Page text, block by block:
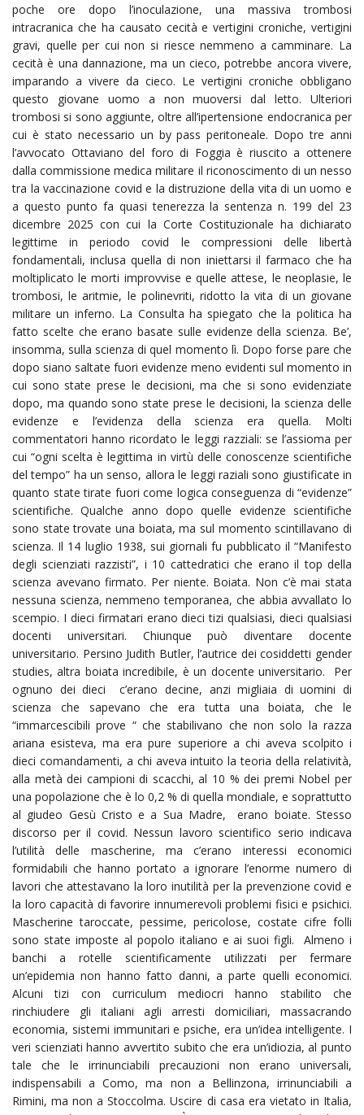
poche ore dopo l’inoculazione, una massiva trombosi
intracranica che ha causato cecità e vertigini croniche, vertigini
gravi, quelle per cui non si riesce nemmeno a camminare. La
cecità è una dannazione, ma un cieco, potrebbe ancora vivere,
imparando a vivere da cieco. Le vertigini croniche obbligano
questo giovane uomo a non muoversi dal letto. Ulteriori
trombosi si sono aggiunte, oltre all’ipertensione endocranica per
cui è stato necessario un by pass peritoneale. Dopo tre anni
l’avvocato Ottaviano del foro di Foggia è riuscito a ottenere
dalla commissione medica militare il riconoscimento di un nesso
tra la vaccinazione covid e la distruzione della vita di un uomo e
a questo punto fa quasi tenerezza la sentenza n. 199 del 23
dicembre 2025 con cui la Corte Costituzionale ha dichiarato
legittime in periodo covid le compressioni delle libertà
fondamentali, inclusa quella di non iniettarsi il farmaco che ha
moltiplicato le morti improvvise e quelle attese, le neoplasie, le
trombosi, le aritmie, le polinevriti, ridotto la vita di un giovane
militare un inferno. La Consulta ha spiegato che la politica ha
fatto scelte che erano basate sulle evidenze della scienza. Be’,
insomma, sulla scienza di quel momento lì. Dopo forse pare che
dopo siano saltate fuori evidenze meno evidenti sul momento in
cui sono state prese le decisioni, ma che si sono evidenziate
dopo, ma quando sono state prese le decisioni, la scienza delle
evidenze e l’evidenza della scienza era quella. Molti
commentatori hanno ricordato le leggi razziali: se l’assioma per
cui “ogni scelta è legittima in virtù delle conoscenze scientifiche
del tempo” ha un senso, allora le leggi raziali sono giustificate in
quanto state tirate fuori come logica conseguenza di “evidenze”
scientifiche. Qualche anno dopo quelle evidenze scientifiche
sono state trovate una boiata, ma sul momento scintillavano di
scienza. Il 14 luglio 1938, sui giornali fu pubblicato il “Manifesto
degli scienziati razzisti”, i 10 cattedratici che erano il top della
scienza avevano firmato. Per niente. Boiata. Non c’è mai stata
nessuna scienza, nemmeno temporanea, che abbia avvallato lo
scempio. I dieci firmatari erano dieci tizi qualsiasi, dieci qualsiasi
docenti universitari. Chiunque può diventare docente
universitario. Persino Judith Butler, l’autrice dei cosiddetti gender
studies, altra boiata incredibile, è un docente universitario. Per
ognuno dei dieci c’erano decine, anzi migliaia di uomini di
scienza che sapevano che era tutta una boiata, che le
“immarcescibili prove “ che stabilivano che non solo la razza
ariana esisteva, ma era pure superiore a chi aveva scolpito i
dieci comandamenti, a chi aveva intuito la teoria della relatività,
alla metà dei campioni di scacchi, al 10 % dei premi Nobel per
una popolazione che è lo 0,2 % di quella mondiale, e soprattutto
al giudeo Gesù Cristo e a Sua Madre, erano boiate. Stesso
discorso per il covid. Nessun lavoro scientifico serio indicava
l’utilità delle mascherine, ma c’erano interessi economici
formidabili che hanno portato a ignorare l’enorme numero di
lavori che attestavano la loro inutilità per la prevenzione covid e
la loro capacità di favorire innumerevoli problemi fisici e psichici.
Mascherine taroccate, pessime, pericolose, costate cifre folli
sono state imposte al popolo italiano e ai suoi figli. Almeno i
banchi a rotelle scientificamente utilizzati per fermare
un’epidemia non hanno fatto danni, a parte quelli economici.
Alcuni tizi con curriculum mediocri hanno stabilito che
rinchiudere gli italiani agli arresti domiciliari, massacrando
economia, sistemi immunitari e psiche, era un’idea intelligente. I
veri scienziati hanno avvertito subito che era un’idiozia, al punto
tale che le irrinunciabili precauzioni non erano universali,
indispensabili a Como, ma non a Bellinzona, irrinunciabili a
Rimini, ma non a Stoccolma. Uscire di casa era vietato in Italia,